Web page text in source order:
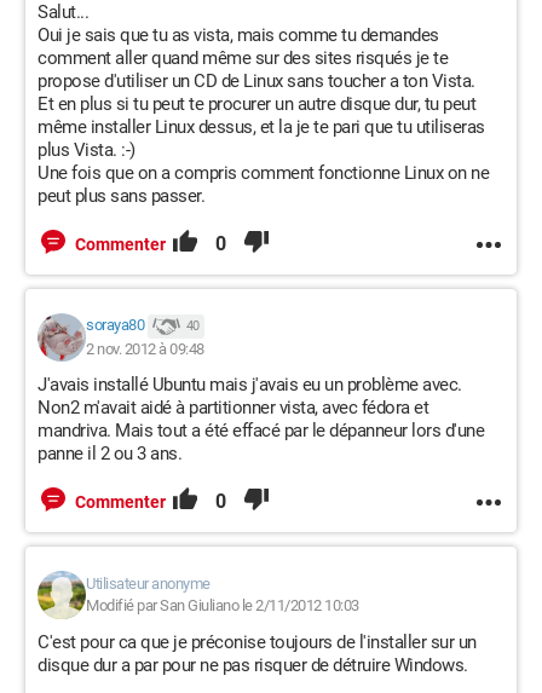
Salut...
Oui je sais que tu as vista, mais comme tu demandes
comment aller quand même sur des sites risqués je te
propose d'utiliser un CD de Linux sans toucher a ton Vista.
Et en plus si tu peut te procurer un autre disque dur, tu peut
même installer Linux dessus, et la je te pari que tu utiliseras
plus Vista. :-)
Une fois que on a compris comment fonctionne Linux on ne
peut plus sans passer.
Commenter 0
soraya80 40
2 nov. 2012 à 09:48
J'avais installé Ubuntu mais j'avais eu un problème avec.
Non2 m'avait aidé à partitionner vista, avec fédora et
mandriva. Mais tout a été effacé par le dépanneur lors d'une
panne il 2 ou 3 ans.
Commenter 0
Utilisateur anonyme
Modifié par San Giuliano le 2/11/2012 10:03
C'est pour ca que je préconise toujours de l'installer sur un
disque dur a par pour ne pas risquer de détruire Windows.